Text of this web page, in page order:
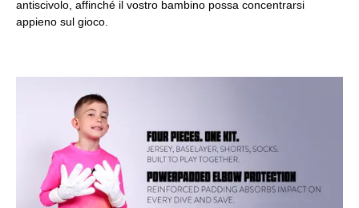
antiscivolo, affinché il vostro bambino possa concentrarsi
appieno sul gioco.